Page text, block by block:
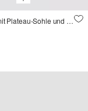
Sneaker mit Plateau-Sohle und Leo-Detail